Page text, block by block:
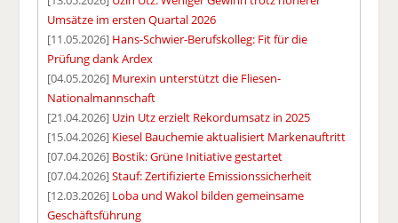
Umsätze im ersten Quartal 2026
[11.05.2026] Hans-Schwier-Berufskolleg: Fit für die
Prüfung dank Ardex
[04.05.2026] Murexin unterstützt die Fliesen-
Nationalmannschaft
[21.04.2026] Uzin Utz erzielt Rekordumsatz in 2025
[15.04.2026] Kiesel Bauchemie aktualisiert Markenauftritt
[07.04.2026] Bostik: Grüne Initiative gestartet
[07.04.2026]Stauf: Zertifizierte Emissionssicherheit
[12.03.2026] Loba und Wakol bilden gemeinsame
Geschäftsführung